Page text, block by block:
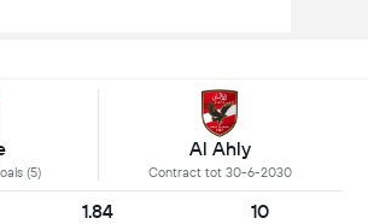
(5)
Al Ahly
Contract tot 30-6-2030
1.84 10